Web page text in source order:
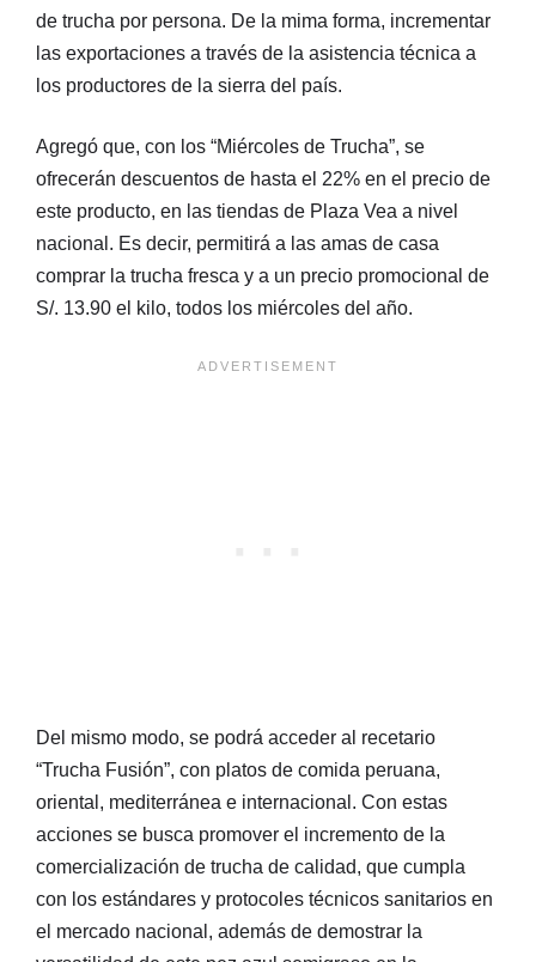
de trucha por persona. De la mima forma, incrementar
las exportaciones a través de la asistencia técnica a
los productores de la sierra del país.
Agregó que, con los “Miércoles de Trucha”, se
ofrecerán descuentos de hasta el 22% en el precio de
este producto, en las tiendas de Plaza Vea a nivel
nacional. Es decir, permitirá a las amas de casa
comprar la trucha fresca y a un precio promocional de
S/. 13.90 el kilo, todos los miércoles del año.
Del mismo modo, se podrá acceder al recetario
“Trucha Fusión”, con platos de comida peruana,
oriental, mediterránea e internacional. Con estas
acciones se busca promover el incremento de la
comercialización de trucha de calidad, que cumpla
con los estándares y protocoles técnicos sanitarios en
el mercado nacional, además de demostrar la